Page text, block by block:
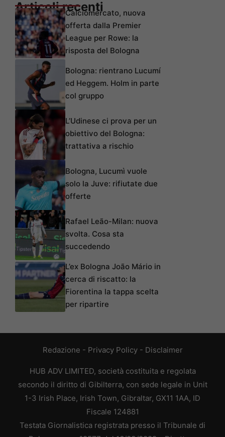
Articoli recentiCalciomercato, nuova
offerta dalla Premier
League per Rowe: la
risposta del Bologna
Bologna: rientrano Lucumí
ed Heggem. Holm in parte
col gruppo
L’Udinese ci prova per un
obiettivo del Bologna:
trattativa a rischio
Bologna, Lucumì vuole
solo la Juve: rifiutate due
offerte
Rafael Leão-Milan: nuova
svolta. Cosa sta
succedendo
L’ex Bologna João Mário in
cerca di riscatto: la
Fiorentina la tappa scelta
per ripartire
Redazione - Privacy Policy- Disclaimer
HUB ADV LIMITED, società costituita e regolata
secondo il diritto di Gibilterra, con sede legale in Unit
1-3 Irish Place, Irish Town, Gibraltar, GX11 1AA, ID
Fiscale 124881
Testata Giornalistica registrata presso il Tribunale di